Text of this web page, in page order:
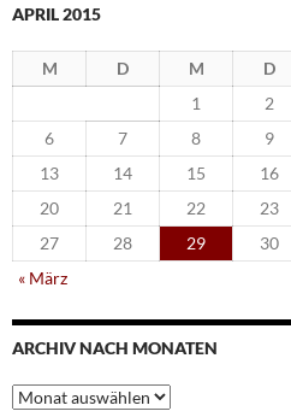
APRIL 2015
M D M D
1
2
6
7 8 9
13
14 15 16
20
21 22 23
27
28 29
30
« März
ARCHIV NACH MONATEN
Archiv